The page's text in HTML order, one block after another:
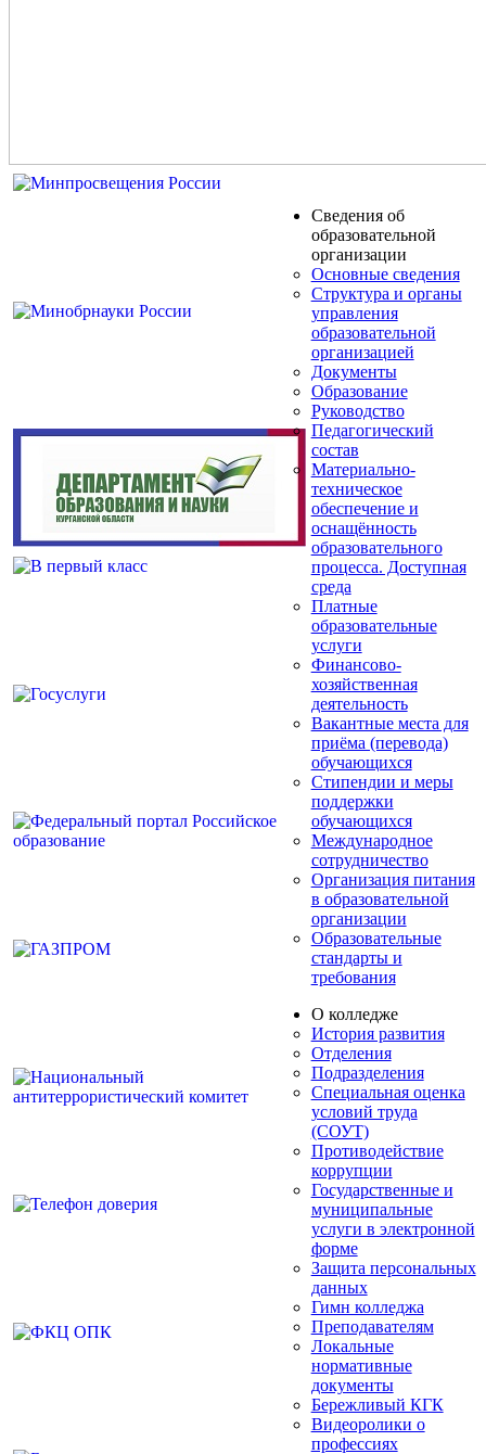
Сведения об
образовательной
организации
Основные сведения
Структура и органы
управления
образовательной
организацией
Документы
Образование
Руководство
Педагогический
состав
Материально-
техническое
обеспечение и
оснащённость
образовательного
процесса. Доступная
среда
Платные
образовательные
услуги
Финансово-
хозяйственная
деятельность
Вакантные места для
приёма (перевода)
обучающихся
Стипендии и меры
поддержки
обучающихся
Международное
сотрудничество
Организация питания
в образовательной
организации
Образовательные
стандарты и
требования
О колледже
История развития
Отделения
Подразделения
Специальная оценка
условий труда
(СОУТ)
Противодействие
коррупции
Государственные и
муниципальные
услуги в электронной
форме
Защита персональных
данных
Гимн колледжа
Преподавателям
Локальные
нормативные
документы
Бережливый КГК
Видеоролики о
профессиях